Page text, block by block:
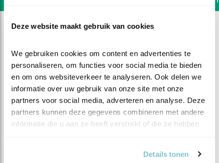
Deze website maakt gebruik van cookies
We gebruiken cookies om content en advertenties te
personaliseren, om functies voor social media te bieden
en om ons websiteverkeer te analyseren. Ook delen we
informatie over uw gebruik van onze site met onze
partners voor social media, adverteren en analyse. Deze
partners kunnen deze gegevens combineren met andere
informatie die u aan ze heeft verstrekt of die ze hebben
Details tonen